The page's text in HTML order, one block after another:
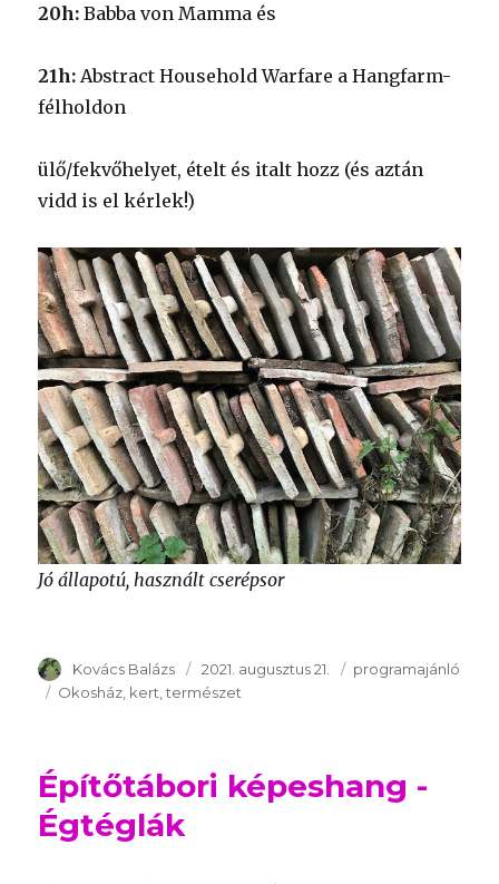
20h: Babba von Mamma és
21h: Abstract Household Warfare a Hangfarm-
félholdon
ülő/fekvőhelyet, ételt és italt hozz (és aztán
vidd is el kérlek!)
Jó állapotú, használt cserépsor
Szerző
Kovács Balázs Publikálva
2021. augusztus 21. Témakör
programajánló
Kulcsszavak
Okosház kert természet
Építőtábori képeshang -
Égtéglák